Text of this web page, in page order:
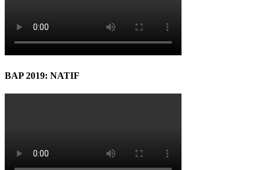
BAP 2019: NATIF